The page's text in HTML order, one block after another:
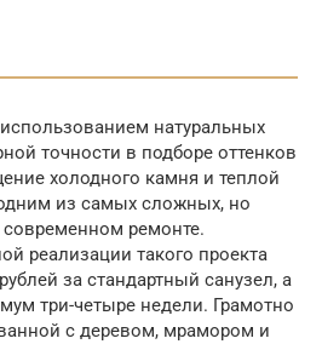
натуральных
точности в подборе оттенков
холодного камня и теплой
из самых сложных, но
ремонте.
реализации такого проекта
за стандартный санузел, а
три-четыре недели. Грамотно
с деревом, мрамором и